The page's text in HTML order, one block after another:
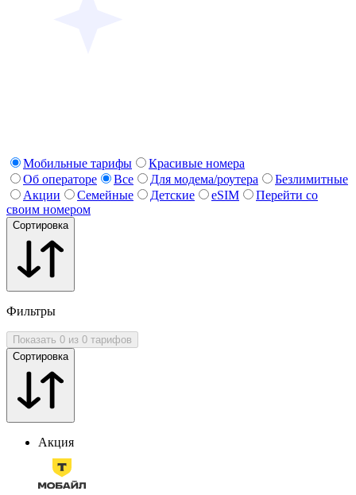
Мобильные тарифы
Красивые номера
Об операторе
Все Для модема/роутера
Безлимитные
Акции
Семейные Детские eSIM
Перейти со
своим номером
Сортировка
Фильтры
Показать 0 из 0 тарифов
Сортировка
Акция